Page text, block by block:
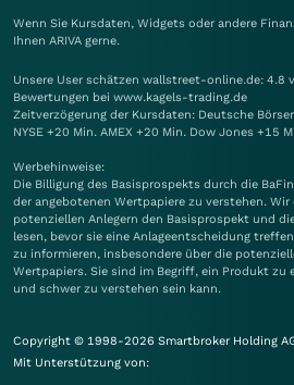
Wenn Sie Kursdaten, Widgets oder andere
Ihnen ARIVA gerne.
Unsere User schätzen wallstreet-online.de: 4.8
Bewertungen bei www.kagels-trading.de
Zeitverzögerung der Kursdaten: Deutsche
NYSE +20 Min. AMEX +20 Min. Dow Jones +15
Werbehinweise:
Die Billigung des Basisprospekts durch die
der angebotenen Wertpapiere zu verstehen.
potenziellen Anlegern den Basisprospekt und
lesen, bevor sie eine Anlageentscheidung
zu informieren, insbesondere über die
Wertpapiers. Sie sind im Begriff, ein Produkt zu
und schwer zu verstehen sein kann.
Copyright © 1998-2026 Smartbroker Holding
Mit Unterstützung von: